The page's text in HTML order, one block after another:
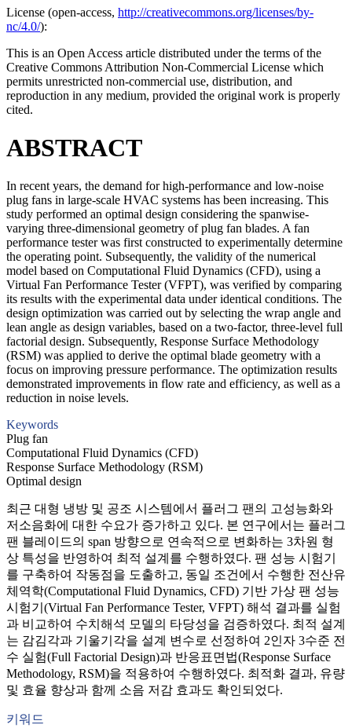
License (open-access, http://creativecommons.org/licenses/by-
nc/4.0/):
This is an Open Access article distributed under the terms of the
Creative Commons Attribution Non-Commercial License which
permits unrestricted non-commercial use, distribution, and
reproduction in any medium, provided the original work is properly
cited.
ABSTRACT
In recent years, the demand for high-performance and low-noise
plug fans in large-scale HVAC systems has been increasing. This
study performed an optimal design considering the spanwise-
varying three-dimensional geometry of plug fan blades. A fan
performance tester was first constructed to experimentally determine
the operating point. Subsequently, the validity of the numerical
model based on Computational Fluid Dynamics (CFD), using a
Virtual Fan Performance Tester (VFPT), was verified by comparing
its results with the experimental data under identical conditions. The
design optimization was carried out by selecting the wrap angle and
lean angle as design variables, based on a two-factor, three-level full
factorial design. Subsequently, Response Surface Methodology
(RSM) was applied to derive the optimal blade geometry with a
focus on improving pressure performance. The optimization results
demonstrated improvements in flow rate and efficiency, as well as a
reduction in noise levels.
Keywords
Plug fan
Computational Fluid Dynamics (CFD)
Response Surface Methodology (RSM)
Optimal design
최근 대형 냉방 및 공조 시스템에서 플러그 팬의 고성능화와
저소음화에 대한 수요가 증가하고 있다. 본 연구에서는 플러그
팬 블레이드의 span 방향으로 연속적으로 변화하는 3차원 형
상 특성을 반영하여 최적 설계를 수행하였다. 팬 성능 시험기
를 구축하여 작동점을 도출하고, 동일 조건에서 수행한 전산유
체역학(Computational Fluid Dynamics, CFD) 기반 가상 팬 성능
시험기(Virtual Fan Performance Tester, VFPT) 해석 결과를 실험
과 비교하여 수치해석 모델의 타당성을 검증하였다. 최적 설계
는 감김각과 기울기각을 설계 변수로 선정하여 2인자 3수준 전
수 실험(Full Factorial Design)과 반응표면법(Response Surface
Methodology, RSM)을 적용하여 수행하였다. 최적화 결과, 유량
및 효율 향상과 함께 소음 저감 효과도 확인되었다.
키워드